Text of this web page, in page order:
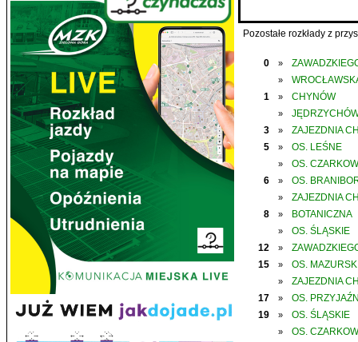
Pozostałe rozkłady z
0 »
»
1
» CHYNÓW
»
3
»
ZAJEZDNIA
5
» OS. LEŚNE
»
OS.
6
» OS.
»
ZAJEZDNIA
8
» BOTANICZNA
»
OS. ŚLĄSKIE
12
»
15
» OS.
»
ZAJEZDNIA
17
»
OS.
19
» OS. ŚLĄSKIE
»
OS.